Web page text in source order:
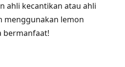
ahli kecantikan atau ahli
menggunakan lemon
bermanfaat!